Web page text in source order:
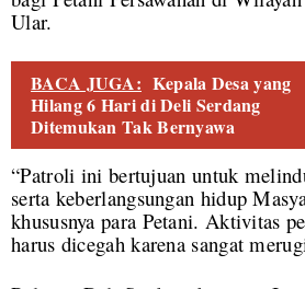
Ular.
BACA JUGA: Kepala Desa yang
Hilang 6 Hari di Deli Serdang
Ditemukan Tak Bernyawa
“Patroli ini bertujuan untuk
serta keberlangsungan hidup
khususnya para Petani. Aktivitas
harus dicegah karena sangat